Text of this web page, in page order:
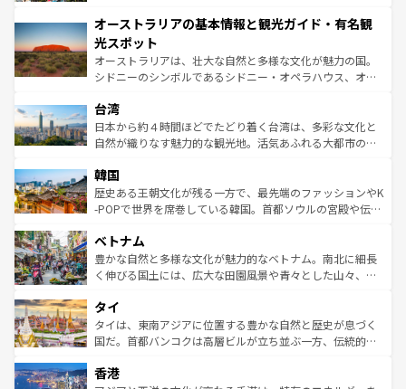
部のニューオーリンズでは、音楽と美食が融合した独特の
文化が魅力。旅行者はアメリカの各地域で異なる魅力を楽
しみながら、その多様性と豊かな歴史を感じることができ
るだろう。車でのロードトリップや列車の旅も、アメリカ
情報は
ワイ島は見逃せない。また、定番の観光地といえばオアフ
島だが、静かな自然を求めるならマウイ島やカウアイ島が
おすすめ。エメラルドグリーンに輝く海をはじめ、豊かな
文化や歴史が息づいている。「アロハスピリット」と呼ば
人々、おいしいローカルフードやハワイアンミュージッ
ク、伝統的なフラダンスなど、すべてがハワイの魅力を彩
っている。訪れるたびに新しい発見と感動が待っているハ
はコンテンツ一覧
オーストラリアの基本情報と観光ガイド・有名観
光スポット
オーストラリアは、壮大な自然と多様な文化が魅力の国。
シドニーのシンボルであるシドニー・オペラハウス、オー
リアリーフや大陸中央部にそびえるウルル（エアーズロッ
ク）、タスマニアの美しい原生林やケアンズの熱帯雨林な
ど、見どころがたくさん。また、カフェやワイン、オージ
いる。アクティビティも充実しており、サーフィンやダイ
ビング、ハイキングなど、アウトドア好きにはたまらな
い。オーストラリアの多彩な魅力を存分に味わいつくそ
参照してほしい。
台湾
日本から約４時間ほどでたどり着く台湾は、多彩な文化と
自然が織りなす魅力的な観光地。活気あふれる大都市の台
ン）、静ひつな山岳地帯である台湾東部など、都市の喧騒
と山間の静けさが共存しており、訪れる人に新しい発見と
驚きをもたらしてくれる。また、奥深い台湾の食文化も魅
容にもいいと評判のスイーツなど、バラエティ豊かな料理
が味わえる。 なお、新着の台湾情報は コンテンツ一覧を参
照してほしい。
韓国
歴史ある王朝文化が残る一方で、最先端のファッションやK
-POPで世界を席巻している韓国。首都ソウルの宮殿や伝統
き、地方に足を延ばせば四季折々の自然美を楽しむことが
できる。そして、キムチや焼肉、絶品のストリートフード
まで、さまざまな韓国料理が待っている。夜には、韓国な
リティに包まれながら、韓国の多彩な魅力を心ゆくまで味
わってみてほしい。 なお、新着の韓国情報はコンテンツ一
覧を参照してほしい。
ベトナム
豊かな自然と多様な文化が魅力的なベトナム。南北に細長
く伸びる国土には、広大な田園風景や青々とした山々、世
急速な発展と共に伝統が息づく。ハノイの古い町並みやホ
ーチミン市のフランス統治時代の建物も、独特の雰囲気を
醸し出している。また、バラエティの豊かさとおいしさで
とつ。フォーやバインミー、ベトナムコーヒーなどは、ぜ
タイ
タイは、東南アジアに位置する豊かな自然と歴史が息づく
国だ。首都バンコクは高層ビルが立ち並ぶ一方、伝統的な
の活気が交差している。北部ではチェンマイなどの山岳地
香港